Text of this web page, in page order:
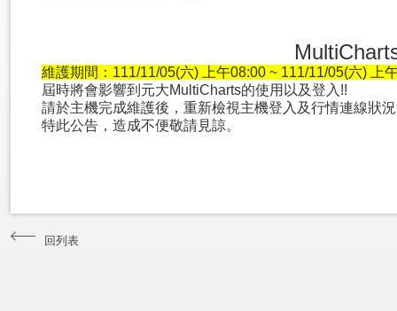
維護期間：111/11/05(六) 上午08:00 ~ 111/11/05(六) 上
屆時將會影響到元大MultiCharts的使用以及登入!!
請於主機完成維護後，重新檢視主機登入及行情連線狀況
特此公告，造成不便敬請見諒。
回列表